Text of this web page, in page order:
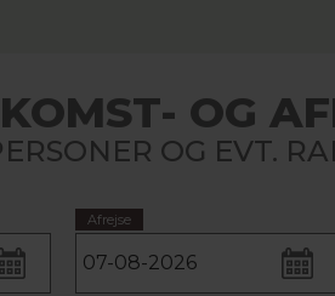
OG
OG EVT.
Afrejse